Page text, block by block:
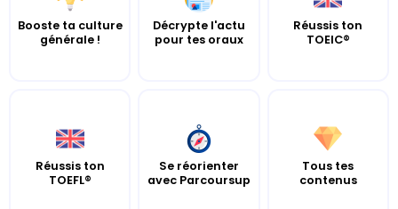
Booste ta culture
générale !
Décrypte l'actu
pour tes oraux
Réussis ton
TOEIC®
Réussis ton
TOEFL®
Se réorienter
avec Parcoursup
Tous tes
contenus